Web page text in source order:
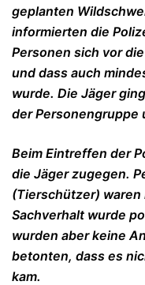
geplanten
informierten die
Personen sich vor
und dass auch
wurde. Die Jäger
der Personengruppe
Beim Eintreffen der
die Jäger zugegen.
(Tierschützer) waren
Sachverhalt wurde
wurden aber keine
betonten, dass es
kam.